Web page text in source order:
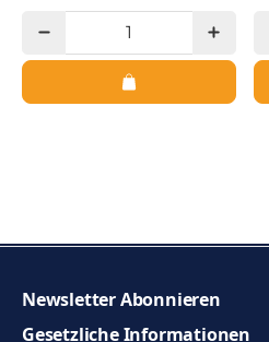
Gesetzliche Informationen
Newsletter Abonnieren